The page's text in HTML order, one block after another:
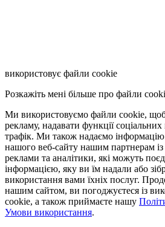
використовує файли cookie
Розкажіть мені більше про файли
Ми використовуємо файли cookie, щоб
рекламу, надавати функції
трафік. Ми також надаємо
нашого веб-сайту нашим партнерам
реклами та аналітики, які можуть
інформацією, яку ви їм надали або
використання вами їхніх послуг.
нашим сайтом, ви погоджуєтеся із
cookie, а також приймаєте нашу
Умови використання.